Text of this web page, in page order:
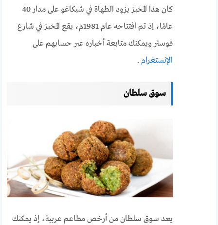
كان هذا المخبز يزود الطهاة في شيكاغو على مدار 40
عامًا، إذ تم افتتاحه عام 1981م، يقع المخبز في شارع
فوستر ويمكنك متابعة أخباره عبر حسابهم على
الإنستغرام .
سوق سلطان
يعد سوق سلطان من أرخص مطاعم عربية، إذ يمكنك